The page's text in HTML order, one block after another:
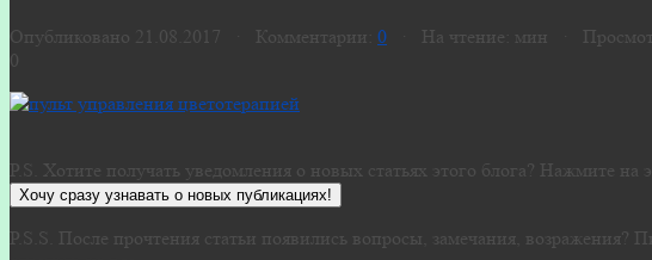
Опубликовано 21.08.2017 · Комментарии: 0 · На чтение: мин ·
0
P.S. Хотите получать уведомления о новых статьях этого блога? Нажмите на
Хочу сразу узнавать о новых публикациях!
P.S.S. После прочтения статьи появились вопросы, замечания,